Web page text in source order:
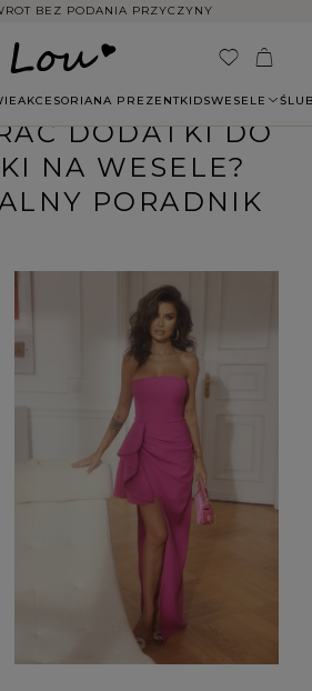
BEZ PODANIA PRZYCZYNY
AKCESORIANA PREZENTKIDSWESELE
DODATKI DO
NA WESELE?
PORADNIK